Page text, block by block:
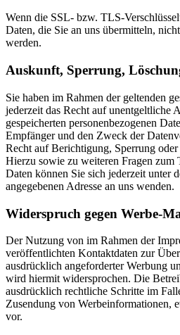
Wenn die SSL- bzw. TLS-
Daten, die Sie an uns übermitteln,
werden.
Auskunft, Sperrung,
Sie haben im Rahmen der geltenden
jederzeit das Recht auf unentgeltliche
gespeicherten personenbezogenen
Empfänger und den Zweck der
Recht auf Berichtigung, Sperrung
Hierzu sowie zu weiteren Fragen zum
Daten können Sie sich jederzeit unter
angegebenen Adresse an uns wenden.
Widerspruch gegen Werbe-
Der Nutzung von im Rahmen der
veröffentlichten Kontaktdaten zur
ausdrücklich angeforderter Werbung
wird hiermit widersprochen. Die
ausdrücklich rechtliche Schritte im
Zusendung von Werbeinformationen,
vor.